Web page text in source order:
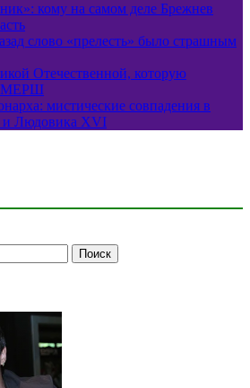
кому на самом деле Брежнев
слово «прелесть» было страшным
Отечественной, которую
СМЕРШ
мистические совпадения в
и Людовика XVI